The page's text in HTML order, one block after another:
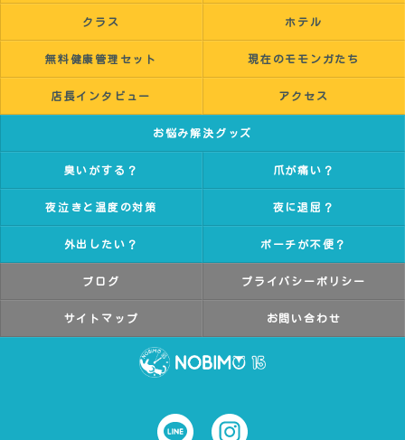
クラス ホテル
無料健康管理セット 現在のモモンガたち
店長インタビュー アクセス
お悩み解決グッズ
臭いがする？ 爪が痛い？
夜泣きと温度の対策 夜に退屈？
外出したい？ ポーチが不便？
ブログ プライバシーポリシー
サイトマップ お問い合わせ